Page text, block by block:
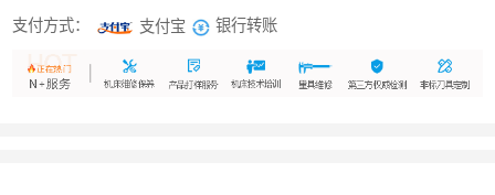
支付方式： 支付宝 银行转账